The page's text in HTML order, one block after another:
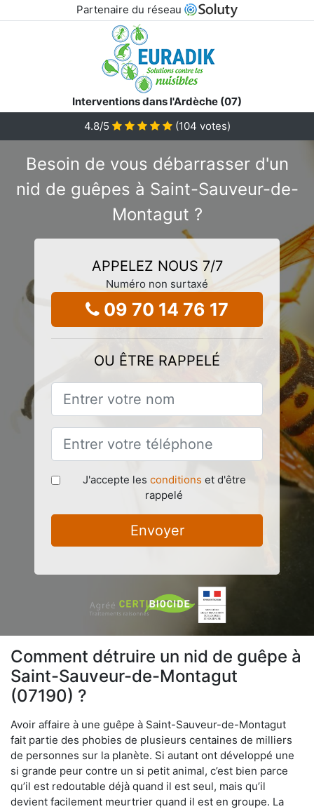
Partenaire du réseau
Interventions dans l'Ardèche (07)
4.8/5 (104 votes)
Besoin de vous débarrasser d'un
nid de guêpes à Saint-Sauveur-de-
Montagut ?
APPELEZ NOUS 7/7
Numéro non surtaxé
09 70 14 76 17
OU ÊTRE RAPPELÉ
J'accepte les conditions et d'être
rappelé
Envoyer
Comment détruire un nid de guêpe à
Saint-Sauveur-de-Montagut
(07190) ?
Avoir affaire à une guêpe à Saint-Sauveur-de-Montagut
fait partie des phobies de plusieurs centaines de milliers
de personnes sur la planète. Si autant ont développé une
si grande peur contre un si petit animal, c’est bien parce
qu’il est redoutable déjà quand il est seul, mais qu’il
devient facilement meurtrier quand il est en groupe. La